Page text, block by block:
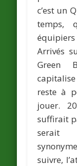
c’est un
temps,
Arrivés
Green
reste à
jouer.
suffirait
serait
suivre,